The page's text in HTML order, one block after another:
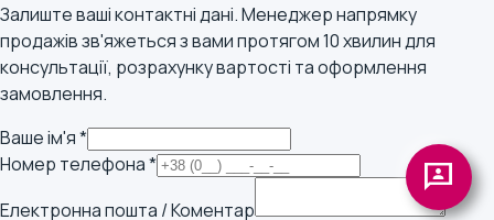
3p
Залиште ваші контактні дані. Менеджер напрямку
продажів зв'яжеться з вами протягом 10 хвилин для
консультації, розрахунку вартості та оформлення
замовлення.
Ваше ім'я *
Номер телефона *
Електронна пошта / Коментар